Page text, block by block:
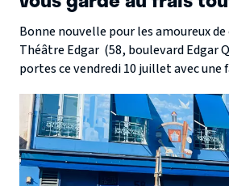
Bonne nouvelle pour les amoureux
Théâtre Edgar (58, boulevard Edgar
portes ce vendredi 10 juillet avec
estivale qui s'annonce hilarante.